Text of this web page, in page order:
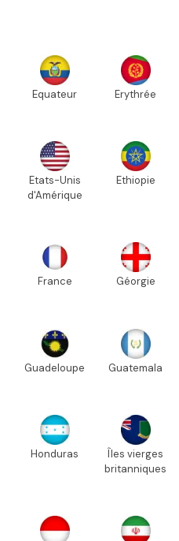
Equateur Erythrée
Etats-Unis
d'Amérique
Ethiopie
France Géorgie
Guadeloupe Guatemala
Honduras
Îles vierges
britanniques